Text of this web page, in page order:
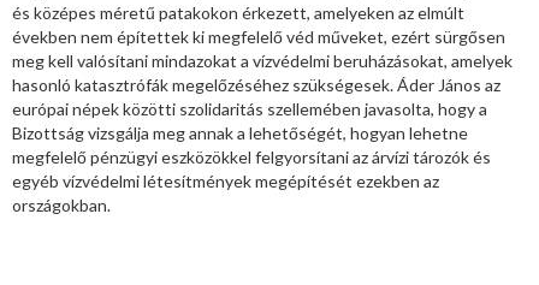
és középes méretű patakokon érkezett, amelyeken az elmúlt
években nem építettek ki megfelelő véd műveket, ezért sürgősen
meg kell valósítani mindazokat a vízvédelmi beruházásokat, amelyek
hasonló katasztrófák megelőzéséhez szükségesek. Áder János az
európai népek közötti szolidaritás szellemében javasolta, hogy a
Bizottság vizsgálja meg annak a lehetőségét, hogyan lehetne
megfelelő pénzügyi eszközökkel felgyorsítani az árvízi tározók és
egyéb vízvédelmi létesítmények megépítését ezekben az
országokban.